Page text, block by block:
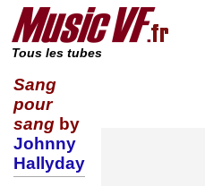
Tous les tubes
Sang
pour
sang by
Johnny
Hallyday